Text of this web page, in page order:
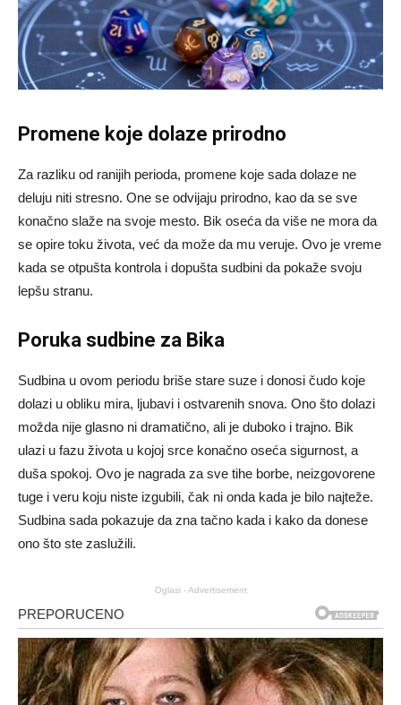
Promene koje dolaze prirodno
Za razliku od ranijih perioda, promene koje sada dolaze ne
deluju niti stresno. One se odvijaju prirodno, kao da se sve
konačno slaže na svoje mesto. Bik oseća da više ne mora da
se opire toku života, već da može da mu veruje. Ovo je vreme
kada se otpušta kontrola i dopušta sudbini da pokaže svoju
lepšu stranu.
Poruka sudbine za Bika
Sudbina u ovom periodu briše stare suze i donosi čudo koje
dolazi u obliku mira, ljubavi i ostvarenih snova. Ono što dolazi
možda nije glasno ni dramatično, ali je duboko i trajno. Bik
ulazi u fazu života u kojoj srce konačno oseća sigurnost, a
duša spokoj. Ovo je nagrada za sve tihe borbe, neizgovorene
tuge i veru koju niste izgubili, čak ni onda kada je bilo najteže.
Sudbina sada pokazuje da zna tačno kada i kako da donese
ono što ste zaslužili.
Oglasi - Advertisement